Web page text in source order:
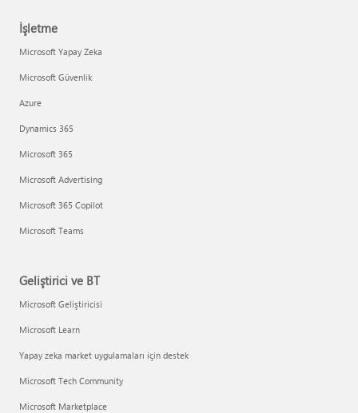
İşletme
Microsoft Yapay Zeka
Microsoft Güvenlik
Azure
Dynamics 365
Microsoft 365
Microsoft Advertising
Microsoft 365 Copilot
Microsoft Teams
Geliştirici ve BT
Microsoft Geliştiricisi
Microsoft Learn
Yapay zeka market uygulamaları için destek
Microsoft Tech Community
Microsoft Marketplace